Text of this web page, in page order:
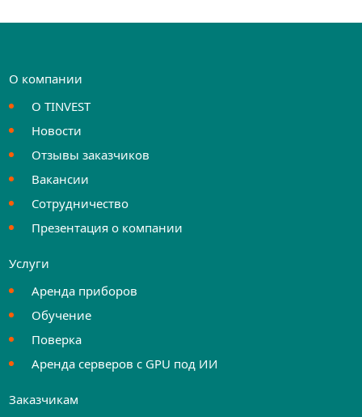
О компании
О TINVEST
Новости
Отзывы заказчиков
Вакансии
Сотрудничество
Презентация о компании
Услуги
Аренда приборов
Обучение
Поверка
Аренда серверов с GPU под ИИ
Заказчикам